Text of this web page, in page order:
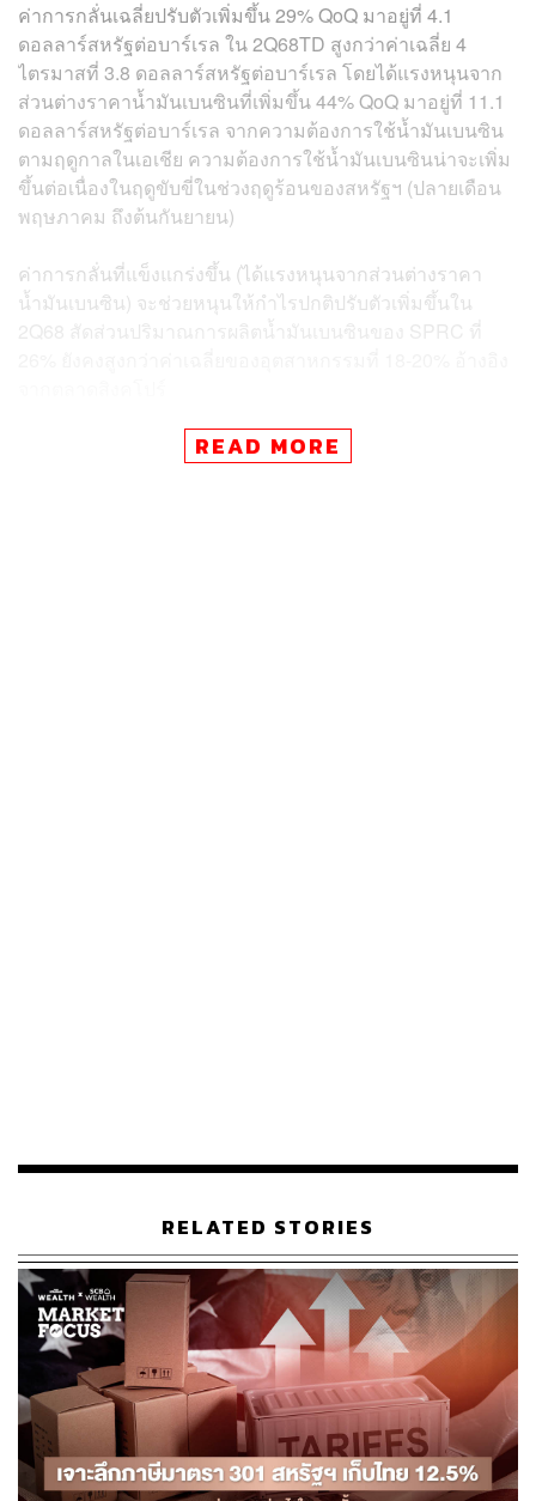
ค่าการกลั่นเฉลี่ยปรับตัวเพิ่มขึ้น 29% QoQ มาอยู่ที่ 4.1
ดอลลาร์สหรัฐต่อบาร์เรล ใน 2Q68TD สูงกว่าค่าเฉลี่ย 4
ไตรมาสที่ 3.8 ดอลลาร์สหรัฐต่อบาร์เรล โดยได้แรงหนุนจาก
ส่วนต่างราคาน้ำมันเบนซินที่เพิ่มขึ้น 44% QoQ มาอยู่ที่ 11.1
ดอลลาร์สหรัฐต่อบาร์เรล จากความต้องการใช้น้ำมันเบนซิน
ตามฤดูกาลในเอเชีย ความต้องการใช้น้ำมันเบนซินน่าจะเพิ่ม
ขึ้นต่อเนื่องในฤดูขับขี่ในช่วงฤดูร้อนของสหรัฐฯ (ปลายเดือน
พฤษภาคม ถึงต้นกันยายน)
ค่าการกลั่นที่แข็งแกร่งขึ้น (ได้แรงหนุนจากส่วนต่างราคา
น้ำมันเบนซิน) จะช่วยหนุนให้กำไรปกติปรับตัวเพิ่มขึ้นใน
การขยายเครือข่ายธุรกิจค้าปลีก นับตั้งแต่เข้าซื้อธุรกิจการ
รวมถึงการอัปเกรดโรงกลั่นให้สามารถแปรรูปน้ำมันดิบที่มี
โครงการนี้จะช่วยเพิ่มผลผลิตน้ำมันเบนซินได้ 4-5% เพื่อ
จำหน่ายในตลาดในประเทศและประเทศเพื่อนบ้าน ผู้บริหาร
คาดการณ์ผลตอบแทนจากการลงทุนมากกว่า 20% ซึ่งช่วย
ยืนยันกลยุทธ์ของ SPRC ในการดำเนินโครงการที่ใช้เงินทุน
ต่ำและให้ผลตอบแทนเร็วในระหว่างที่มีการปิดซ่อมบำรุงในปี
กระทบอย่างไร:
READ MORE
RELATED STORIES